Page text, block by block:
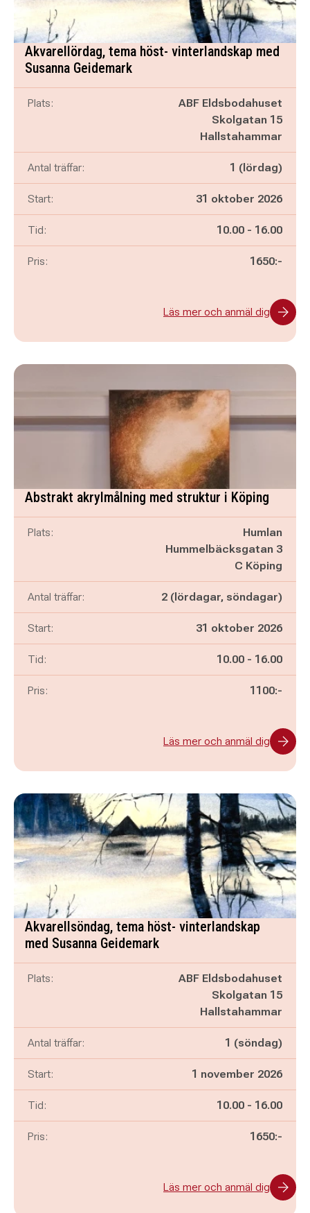
Akvarellördag, tema höst- vinterlandskap med
Susanna Geidemark
Plats:
ABF Eldsbodahuset
Skolgatan 15
Hallstahammar
Antal träffar: 1 (lördag)
Start: 31 oktober 2026
Tid: Pågår mellan
10.00 - och
16.00
Pris: 1650:-
Läs mer och anmäl dig
Abstrakt akrylmålning med struktur i Köping
Plats:
Humlan
Hummelbäcksgatan 3
C Köping
Antal träffar: 2 (lördagar, söndagar)
Start: 31 oktober 2026
Tid: Pågår mellan
10.00 - och
16.00
Pris: 1100:-
Läs mer och anmäl dig
Akvarellsöndag, tema höst- vinterlandskap
med Susanna Geidemark
Plats:
ABF Eldsbodahuset
Skolgatan 15
Hallstahammar
Antal träffar: 1 (söndag)
Start: 1 november 2026
Tid: Pågår mellan
10.00 - och
16.00
Pris: 1650:-
Läs mer och anmäl dig